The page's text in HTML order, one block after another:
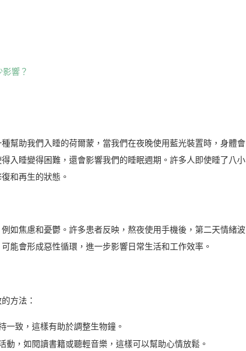
響？
幫助我們入睡的荷爾蒙，當我們在夜晚使用藍光裝置時，身體會
入睡變得困難，還會影響我們的睡眠週期。許多人即使睡了八小
和再生的狀態。
如焦慮和憂鬱。許多患者反映，熬夜使用手機後，第二天情緒波
能會形成惡性循環，進一步影響日常生活和工作效率。
方法：
一致，這樣有助於調整生物鐘。
，如閱讀書籍或聽輕音樂，這樣可以幫助心情放鬆。